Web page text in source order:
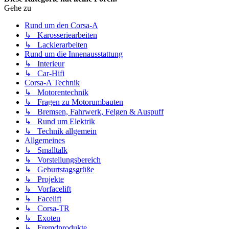
Gehe zu
Rund um den Corsa-A
↳ Karosseriearbeiten
↳ Lackierarbeiten
Rund um die Innenausstattung
↳ Interieur
↳ Car-Hifi
Corsa-A Technik
↳ Motorentechnik
↳ Fragen zu Motorumbauten
↳ Bremsen, Fahrwerk, Felgen & Auspuff
↳ Rund um Elektrik
↳ Technik allgemein
Allgemeines
↳ Smalltalk
↳ Vorstellungsbereich
↳ Geburtstagsgrüße
↳ Projekte
↳ Vorfacelift
↳ Facelift
↳ Corsa-TR
↳ Exoten